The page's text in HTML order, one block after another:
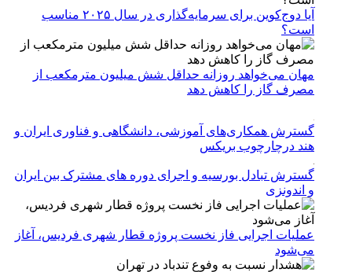
آیا دوج‌کوین برای سرمایه‌گذاری در سال ۲۰۲۵ مناسب
است؟
مهان می‌خواهد روزانه حداقل شش میلیون مترمکعب از
مصرف گاز را کاهش دهد
گسترش همکاری‌های آموزشی، دانشگاهی و فناوری ایران و
هند درچارچوب بریکس
گسترش تبادل بورسیه و اجرای دوره های مشترک بین ایران
و اندونزی
عملیات اجرایی فاز نخست پروژه قطار شهری فردیس، آغاز
می‌شود